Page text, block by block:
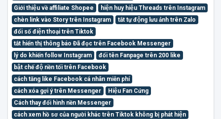
Giới thiệu về affiliate Shopee
hiện huy hiệu Threads trên Instagram
chèn link vào Story trên Instagram
tắt tự động lưu ảnh trên Zalo
đổi số điện thoại trên Tiktok
tắt hiển thị thông báo Đã đọc trên Facebook Messenger
lý do khiến follow Instagram
đổi tên Fanpage trên 200 like
bật chế độ nền tối trên Facebook
cách tăng like Facebook cá nhân miễn phí
cách xóa gợi ý trên Messenger
Hiệu Fan Cứng
Cách thay đổi hình nền Messenger
cách xem hồ sơ của người khác trên Tiktok không bị phát hiện